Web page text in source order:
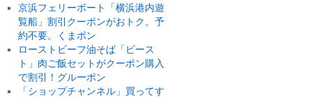
京浜フェリーボート「横浜港内遊
覧船」割引クーポンがおトク。予
約不要。くまポン
ローストビーフ油そば「ビース
ト」肉ご飯セットがクーポン購入
で割引！グルーポン
「ショップチャンネル」買ってす